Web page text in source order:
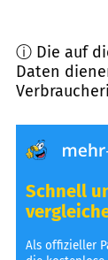
ⓘ Die auf
Daten
Schnell
Als offizieller